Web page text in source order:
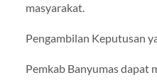
masyarakat.
Pengambilan Keputusan
Pemkab Banyumas dapat